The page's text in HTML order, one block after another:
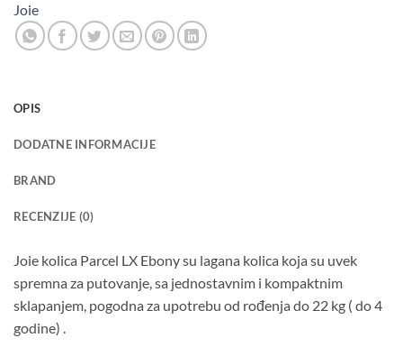
Joie
OPIS
DODATNE INFORMACIJE
BRAND
RECENZIJE (0)
Joie kolica Parcel LX Ebony su lagana kolica koja su uvek
spremna za putovanje, sa jednostavnim i kompaktnim
sklapanjem, pogodna za upotrebu od rođenja do 22 kg ( do 4
godine) .